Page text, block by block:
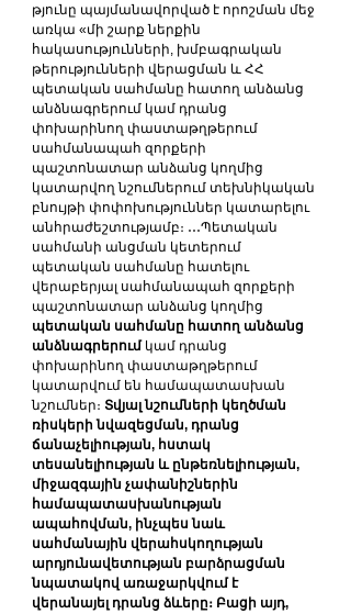
թյունը պայ­մա­նավորված է որոշման մեջ
առկա «մի շարք ներքին
հակասությունների, խմբագրական
թերությունների վերացման և ՀՀ
պետական սահմանը հատող անձանց
անձնագրերում կամ դրանց
փոխարինող փաստաթղթերում
սահմանապահ զորքերի
պաշտոնատար անձանց կողմից
կատարվող նշումներում տեխնիկական
բնույթի փոփոխություններ կատարելու
անհրաժեշտությամբ։ ․․․Պետական
սահմանի անցման կետերում
պետական սահմանը հատելու
վերաբերյալ սահմանապահ զորքերի
պաշտոնատար անձանց կողմից
պետական սահմանը հատող անձանց
անձնագրերում կամ դրանց
փոխարինող փաստաթղթերում
կատարվում են համապատասխան
նշումներ։ Տվյալ նշումների կեղծման
ռիսկերի նվազեցման, դրանց
ճանաչելիության, հստակ
տեսանելիության և ընթեռնելիության,
միջազգային չափանիշներին
համապատասխանության
ապահովման, ինչպես նաև
սահմանային վերահսկողության
արդյունավետության բարձրացման
նպատակով առաջարկվում է
վերանայել դրանց ձևերը։ Բացի այդ,